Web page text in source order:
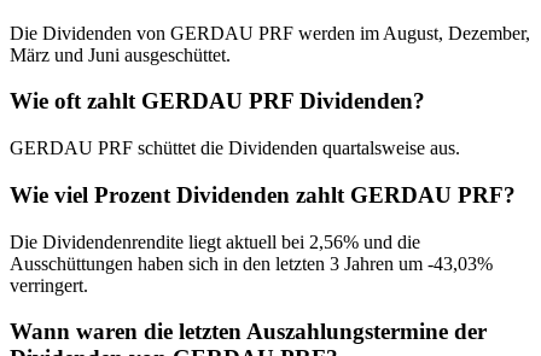
Die Dividenden von GERDAU PRF werden im August, Dezember,
März und Juni ausgeschüttet.
Wie oft zahlt GERDAU PRF Dividenden?
GERDAU PRF schüttet die Dividenden quartalsweise aus.
Wie viel Prozent Dividenden zahlt GERDAU PRF?
Die Dividendenrendite liegt aktuell bei 2,56% und die
Ausschüttungen haben sich in den letzten 3 Jahren um -43,03%
verringert.
Wann waren die letzten Auszahlungstermine der